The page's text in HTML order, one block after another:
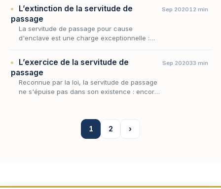
des…
L’extinction de la servitude de
passage
La servitude de passage pour cause
d'enclave est une charge exceptionnelle :
fonds de son v…
Sep 202012 min
L’exercice de la servitude de
passage
Reconnue par la loi, la servitude de passage
ne s'épuise pas dans son existence : encore
Sep 202033 min
1 2 ›